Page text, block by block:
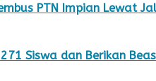
PTN Impian Lewat
Siswa dan Berikan